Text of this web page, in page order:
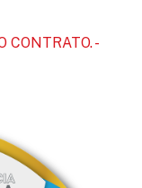
CONTRATO. -